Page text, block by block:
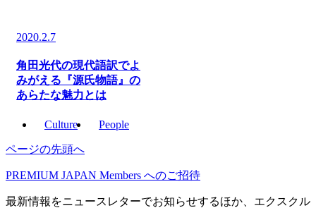
2020.2.7
角田光代の現代語訳でよ
みがえる『源氏物語』の
あらたな魅力とは
Culture People
ページの先頭へ
PREMIUM JAPAN Members へのご招待
最新情報をニュースレターでお知らせするほか、エクスクル